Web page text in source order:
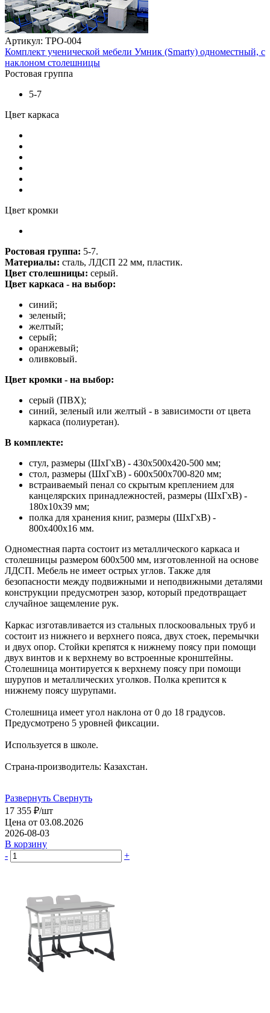
Артикул: ТРО-004
Комплект ученической мебели Умник (Smarty) одноместный, с
наклоном столешницы
Ростовая группа
5-7
Цвет каркаса
Цвет кромки
Ростовая группа: 5-7.
Материалы: сталь, ЛДСП 22 мм, пластик.
Цвет столешницы: серый.
Цвет каркаса - на выбор:
синий;
зеленый;
желтый;
серый;
оранжевый;
оливковый.
Цвет кромки - на выбор:
серый (ПВХ);
синий, зеленый или желтый - в зависимости от цвета
каркаса (полиуретан).
В комплекте:
стул, размеры (ШхГхВ) - 430х500х420-500 мм;
стол, размеры (ШхГхВ) - 600х500x700-820 мм;
встраиваемый пенал со скрытым креплением для
канцелярских принадлежностей, размеры (ШхГхВ) -
180х10х39 мм;
полка для хранения книг, размеры (ШхГхВ) -
800х400х16 мм.
Одноместная парта состоит из металлического каркаса и
столешницы размером 600х500 мм, изготовленной на основе
ЛДСП. Мебель не имеет острых углов. Также для
безопасности между подвижными и неподвижными деталями
конструкции предусмотрен зазор, который предотвращает
случайное защемление рук.
Каркас изготавливается из стальных плоскоовальных труб и
состоит из нижнего и верхнего пояса, двух стоек, перемычки
и двух опор. Стойки крепятся к нижнему поясу при помощи
двух винтов и к верхнему во встроенные кронштейны.
Столешница монтируется к верхнему поясу при помощи
шурупов и металлических уголков. Полка крепится к
нижнему поясу шурупами.
Столешница имеет угол наклона от 0 до 18 градусов.
Предусмотрено 5 уровней фиксации.
Используется в школе.
Страна-производитель: Казахстан.
Развернуть Свернуть
17 355 ₽/шт
Цена от 03.08.2026
2026-08-03
В корзину
-
+